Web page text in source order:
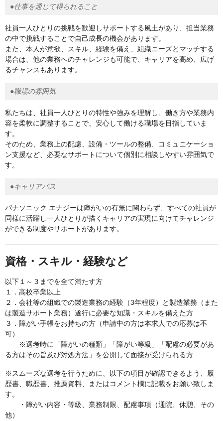
●仕事を通じて得られること
社員一人ひとりの挑戦を歓迎しサポートする風土があり、担当業務
の中で挑戦することで自己成長の機会があります。
また、本人が意欲、スキル、経験を備え、組織ニーズとマッチする
場合は、他の業務へのチャレンジも可能で、キャリアを高め、広げ
るチャンスもあります。
●職場の雰囲気
私たちは、社員一人ひとりの特性や強みを理解し、働き方や業務内
容を柔軟に調整することで、安心して働ける職場を目指していま
す。
そのため、業務上の配慮、設備・ツールの整備、コミュニケーショ
ン支援など、必要なサポートについて個別に相談しやすい雰囲気で
す。
●キャリアパス
パナソニック エナジーは障がいの有無に関わらず、すべての社員が
同様に活躍し一人ひとりが描くキャリアの実現に向けてチャレンジ
ができる制度やサポートがあります。
資格・スキル・経験など
以下１～３までを全て満たす方
１．高校卒業以上
２．会社等の組織での製造業務の経験（3年程度）と製造業務（また
は製造サポート業務）遂行に必要な知識・スキルを備えた方
３．障がい手帳をお持ちの方（申請中の方は本求人での応募は不
可）
※選考時に「障がいの種類」「障がい等級」「配慮の必要があ
る方はその旨及び対処方法」を公開して面接が受けられる方
※スムーズな選考を行うために、以下の項目が確認できるよう、履
歴書、職歴書、推薦資料、またはコメント欄に記載をお願い致しま
す。
・障がい内容・等級、業務制限、配慮事項（通院、休憩、その
他）